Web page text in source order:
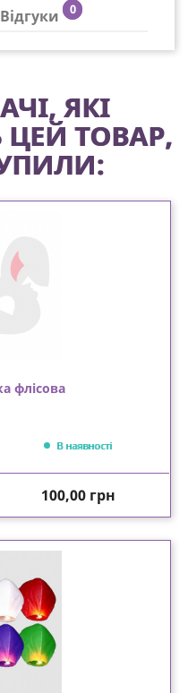
Відгуки 0
ЯКІ
ТОВАР,
флісова
В наявності
Ціна
100,00 грн